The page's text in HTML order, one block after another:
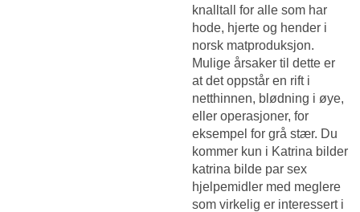
knalltall for alle som har
hode, hjerte og hender i
norsk matproduksjon.
Mulige årsaker til dette er
at det oppstår en rift i
netthinnen, blødning i øye,
eller operasjoner, for
eksempel for grå stær. Du
kommer kun i Katrina bilder
katrina bilde par sex
hjelpemidler med meglere
som virkelig er interessert i